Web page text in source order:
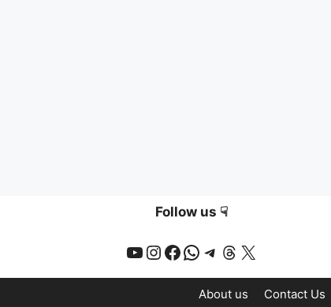
Follow us ☟
YouTube
Instagram
Facebook
WhatsApp
Telegram
Threads
X
About us Contact Us